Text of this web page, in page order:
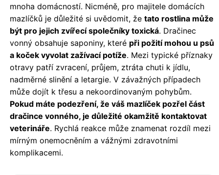
mnoha domácností. Nicméně, pro majitele domácích
mazlíčků je důležité si uvědomit, že tato rostlina může
být pro jejich zvířecí společníky toxická. Dračinec
vonný obsahuje saponiny, které při požití mohou u psů
a koček vyvolat zažívací potíže. Mezi typické příznaky
otravy patří zvracení, průjem, ztráta chuti k jídlu,
nadměrné slinění a letargie. V závažných případech
může dojít k třesu a nekoordinovaným pohybům.
Pokud máte podezření, že váš mazlíček pozřel část
dračince vonného, je důležité okamžitě kontaktovat
veterináře. Rychlá reakce může znamenat rozdíl mezi
mírným onemocněním a vážnými zdravotními
komplikacemi.